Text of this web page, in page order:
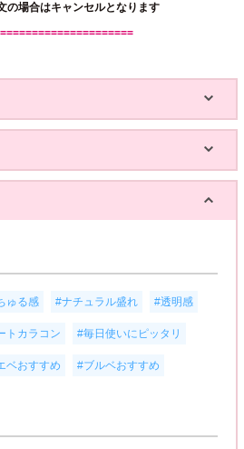
の場合はキャンセルとなります
ゅる感 #ナチュラル盛れ #透明感
トカラコン #毎日使いにピッタリ
ベおすすめ #ブルベおすすめ